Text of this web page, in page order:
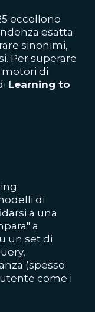
eccellono
esatta
sinonimi,
Per superare
di
Learning to
di
a una
a
un set di
(spesso
come i